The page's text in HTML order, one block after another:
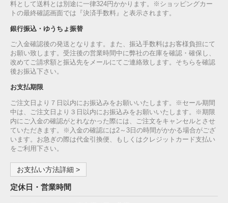
料として送料とは別途に一律324円かかります。※ショッピングカー
トの最終確認画面では『決済手数料』と表示されます。
銀行振込・ゆうちょ振替
ご入金確認後の発送となります。また、振込手数料はお客様負担にて
お願い致します。受注後の営業時間中に弊社の在庫を確認・確保し、
改めてご請求額と振込先をメールにてご連絡致します。そちらを確認
後お振込下さい。
お支払期限
ご注文日より７日以内にお振込みをお願いいたします。※セール期間
中は、ご注文日より３日以内にお振込みをお願いいたします。※期限
内にご入金の確認がとれなかった際には、ご注文をキャンセルとさせ
ていただきます。※入金の確認には2～3日の時間がかかる場合がござ
います。お急ぎの際は代金引換便、もしくはクレジットカード支払い
をご利用下さい。
お支払い方法詳細 >
定休日・営業時間